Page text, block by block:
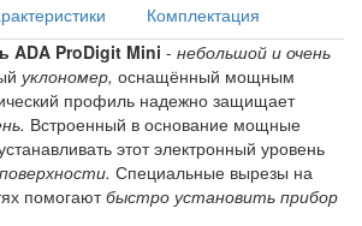
Комплектация
ADA ProDigit Mini - небольшой и очень
уклономер, оснащённый мощным
профиль надежно защищает
Встроенный в основание мощные
этот электронный уровень
Специальные вырезы на
помогаютбыстро установить прибор